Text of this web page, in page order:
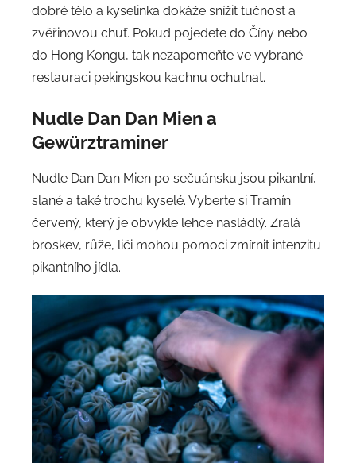
dobré tělo a kyselinka dokáže snížit tučnost a
zvěřinovou chuť. Pokud pojedete do Číny nebo
do Hong Kongu, tak nezapomeňte ve vybrané
restauraci pekingskou kachnu ochutnat.
Nudle Dan Dan Mien a
Gewürztraminer
Nudle Dan Dan Mien po sečuánsku jsou pikantní,
slané a také trochu kyselé. Vyberte si Tramín
červený, který je obvykle lehce nasládlý. Zralá
broskev, růže, liči mohou pomoci zmírnit intenzitu
pikantního jídla.